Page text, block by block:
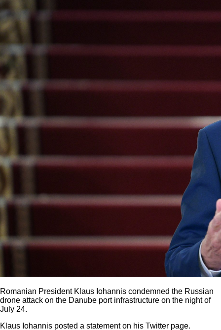
Romanian President Klaus Iohannis condemned the Russian
drone attack on the Danube port infrastructure on the night of
July 24.
Klaus Iohannis posted a statement on his Twitter page.